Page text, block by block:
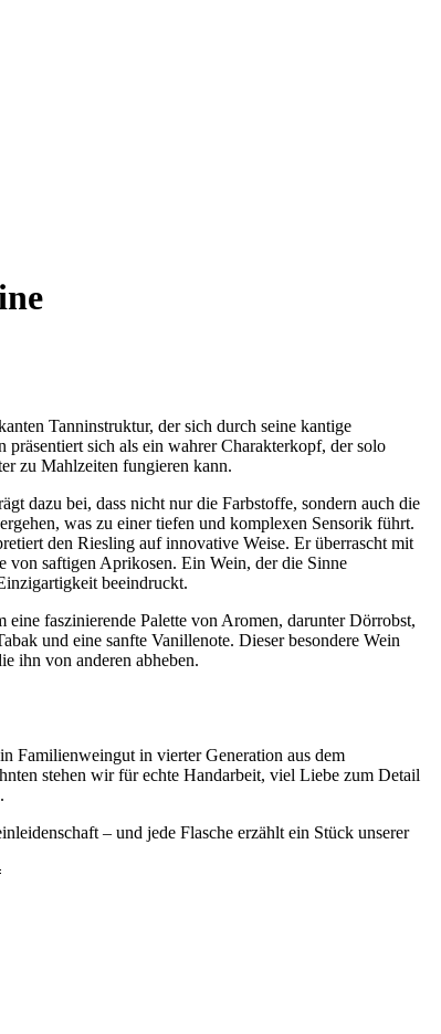
Tanninstruktur, der sich durch seine kantige
präsentiert sich als ein wahrer Charakterkopf, der solo
zu Mahlzeiten fungieren kann.
dazu bei, dass nicht nur die Farbstoffe, sondern auch die
was zu einer tiefen und komplexen Sensorik führt.
den Riesling auf innovative Weise. Er überrascht mit
von saftigen Aprikosen. Ein Wein, der die Sinne
beeindruckt.
faszinierende Palette von Aromen, darunter Dörrobst,
und eine sanfte Vanillenote. Dieser besondere Wein
ihn von anderen abheben.
Familienweingut in vierter Generation aus dem
stehen wir für echte Handarbeit, viel Liebe zum Detail
– und jede Flasche erzählt ein Stück unserer